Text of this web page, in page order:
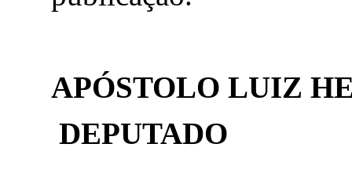
APÓSTOLO LUIZ
DEPUTADO